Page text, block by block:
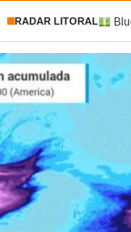
RADAR LITORAL